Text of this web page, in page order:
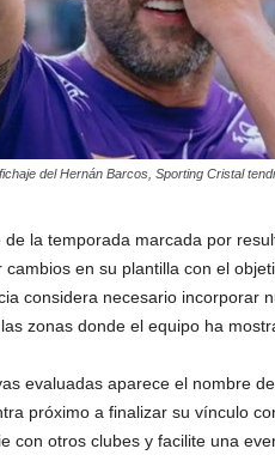
del Hernán Barcos, Sporting Cristal
la temporada marcada por
en su plantilla con el
considera necesario incorporar
zonas donde el equipo ha
evaluadas aparece el nombre
próximo a finalizar su vínculo
con otros clubes y facilite una